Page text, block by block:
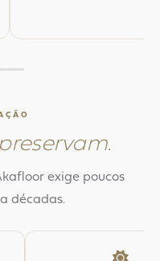
exige poucos
décadas.